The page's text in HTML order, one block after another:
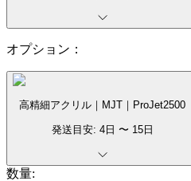
オプション：
高精細アクリル｜MJT｜ProJet2500
発送目安: 4日 〜 15日
数量: